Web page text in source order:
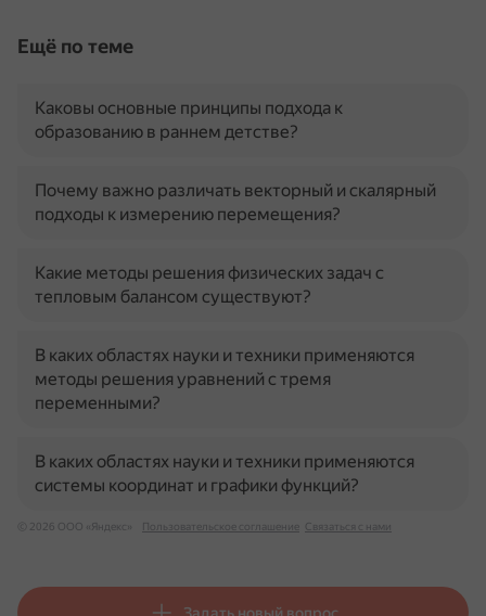
Ещё по теме
Каковы основные принципы подхода к
образованию в раннем детстве?
Почему важно различать векторный и скалярный
подходы к измерению перемещения?
Какие методы решения физических задач с
тепловым балансом существуют?
В каких областях науки и техники применяются
методы решения уравнений с тремя
переменными?
В каких областях науки и техники применяются
системы координат и графики функций?
© 2026 ООО «Яндекс» Пользовательское соглашение Связаться с нами